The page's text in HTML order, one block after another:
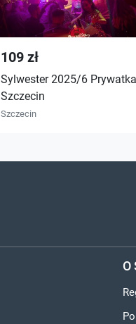
109 zł
Sylwester 2025/6 Prywatka
Szczecin
Szczecin
O